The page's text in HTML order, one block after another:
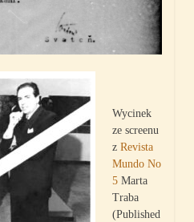
Wycinek
ze screenu
z Revista
Mundo No
5 Marta
Traba
(Published